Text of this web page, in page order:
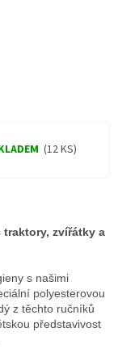
(12 KS)
traktory, zvířátky a
s našimi
polyesterovou
z těchto ručníků
představivost